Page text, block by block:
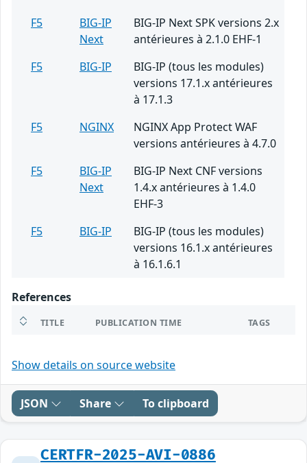
F5
BIG-IP
Next
BIG-IP Next SPK versions 2.x
antérieures à 2.1.0 EHF-1
F5
BIG-IP
BIG-IP (tous les modules)
versions 17.1.x antérieures
à 17.1.3
F5
NGINX
NGINX App Protect WAF
versions antérieures à 4.7.0
F5
BIG-IP
Next
BIG-IP Next CNF versions
1.4.x antérieures à 1.4.0
EHF-3
F5
BIG-IP
BIG-IP (tous les modules)
versions 16.1.x antérieures
à 16.1.6.1
References
TITLE PUBLICATION TIME TAGS
Show details on source website
JSON Share To clipboard
CERTFR-2025-AVI-0886